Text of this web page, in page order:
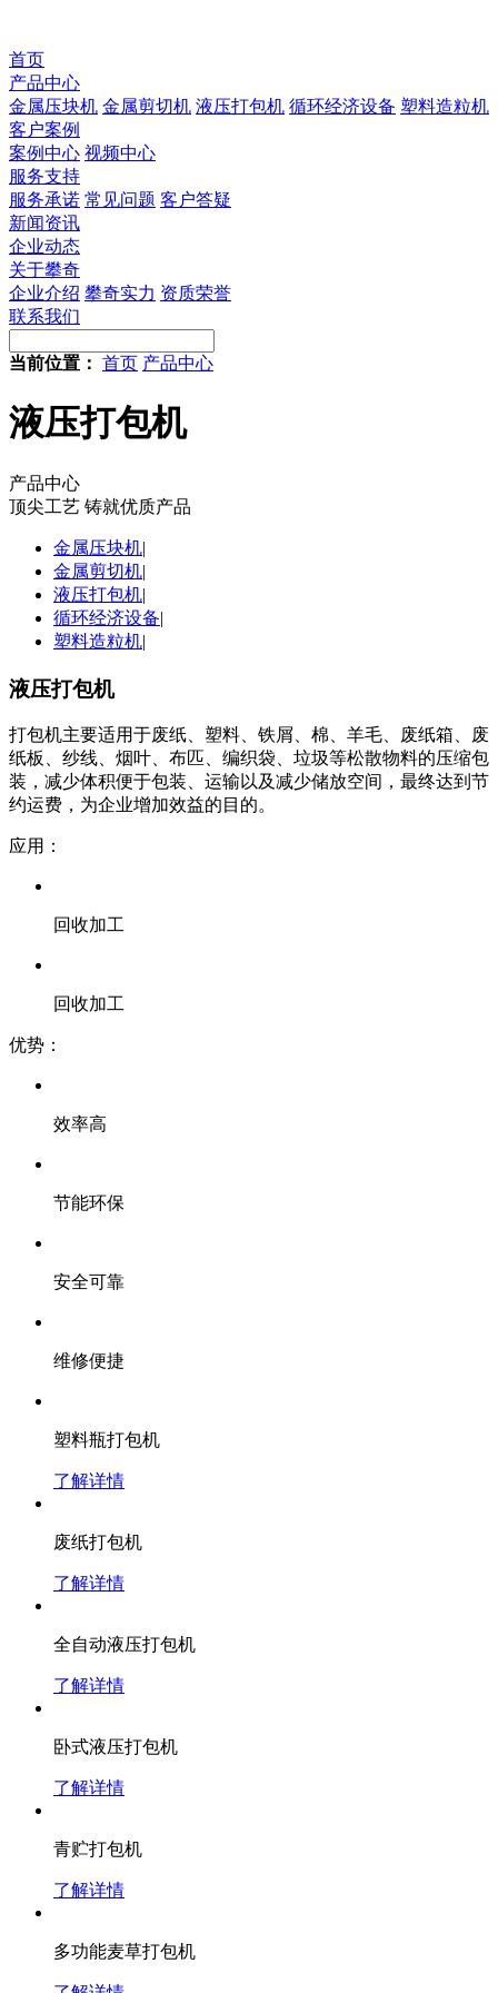
首页
产品中心
金属压块机 金属剪切机 液压打包机 循环经济设备 塑料造粒机
客户案例
案例中心 视频中心
服务支持
服务承诺 常见问题 客户答疑
新闻资讯
企业动态
关于攀奇
企业介绍 攀奇实力 资质荣誉
联系我们
当前位置： 首页 产品中心
液压打包机
产品中心
顶尖工艺 铸就优质产品
金属压块机|
金属剪切机|
液压打包机|
循环经济设备|
塑料造粒机|
液压打包机
打包机主要适用于废纸、塑料、铁屑、棉、羊毛、废纸箱、废
纸板、纱线、烟叶、布匹、编织袋、垃圾等松散物料的压缩包
装，减少体积便于包装、运输以及减少储放空间，最终达到节
约运费，为企业增加效益的目的。
应用：
回收加工
回收加工
优势：
效率高
节能环保
安全可靠
维修便捷
塑料瓶打包机
了解详情
废纸打包机
了解详情
全自动液压打包机
了解详情
卧式液压打包机
了解详情
青贮打包机
了解详情
多功能麦草打包机